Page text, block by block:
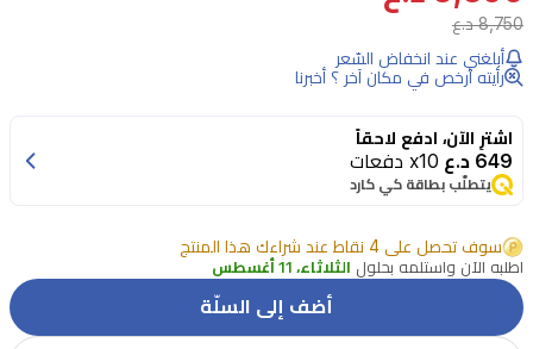
8,750 د.ع
أبلغني عند انخفاض السّعر
رأيته أرخص في مكان آخر ؟ أخبرنا
اشترِ الآن، ادفع لاحقاً
649 د.ع x10 دفعات
يتطلّب بطاقة كي كارد
سوف تحصل على 4 نقاط عند شراءك هذا المنتج
اطلبه الآن واستلمه بحلول الثلاثاء، 11 أغسطس
أضف إلى السلّة